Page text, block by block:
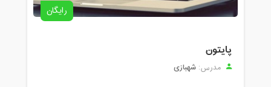
رایگان
پایتون
مدرس: شهبازی